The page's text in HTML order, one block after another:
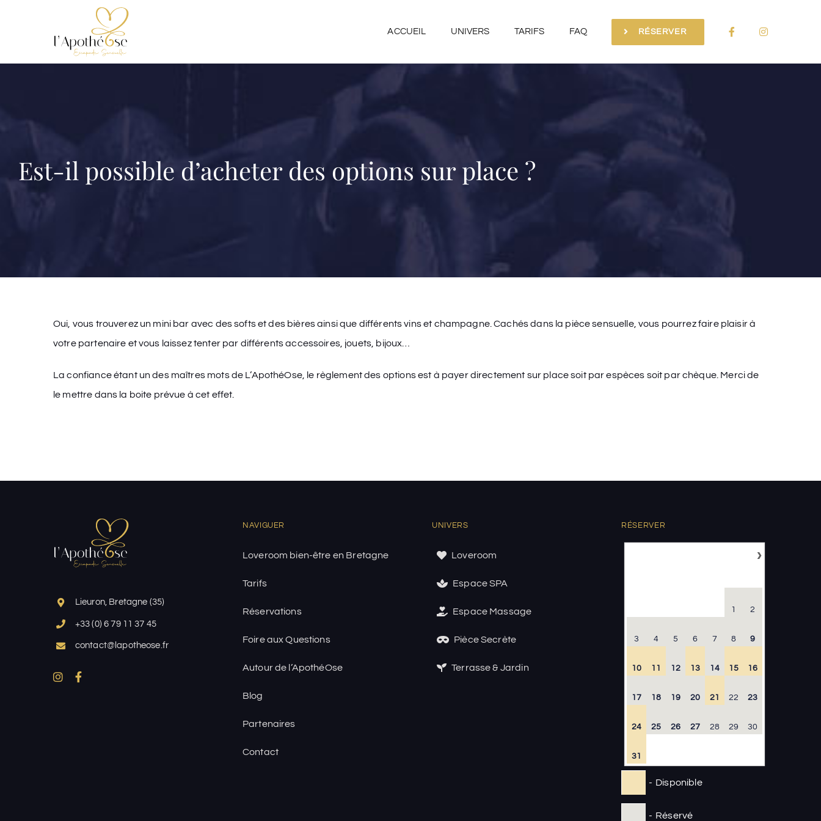
ACCUEIL UNIVERS TARIFS FAQ RÉSERVER
Est-il possible d’acheter des options sur place ?
Oui, vous trouverez un mini bar avec des softs et des bières ainsi que différents vins et champagne. Cachés dans la pièce sensuelle, vous pourrez faire plaisir à
votre partenaire et vous laissez tenter par différents accessoires, jouets, bijoux…
La confiance étant un des maîtres mots de L’ApothéOse, le règlement des options est à payer directement sur place soit par espèces soit par chèque. Merci de
le mettre dans la boite prévue à cet effet.
Lieuron, Bretagne (35)
+33 (0) 6 79 11 37 45
contact@lapotheose.fr
NAVIGUER
Loveroom bien-être en Bretagne
Tarifs
Réservations
Foire aux Questions
Autour de l’ApothéOse
Blog
Partenaires
Contact
UNIVERS
Loveroom
Espace SPA
Espace Massage
Pièce Secrète
Terrasse & Jardin
RÉSERVER
›
1 2
3 4 5 6 7 8 9
10 11 12 13 14 15 16
17 18 19 20 21 22 23
24 25 26 27 28 29 30
31
- Disponible
- Réservé